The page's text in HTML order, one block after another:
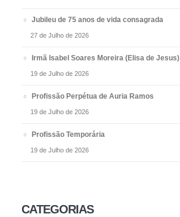
Jubileu de 75 anos de vida consagrada
27 de Julho de 2026
Irmã Isabel Soares Moreira (Elisa de Jesus)
19 de Julho de 2026
Profissão Perpétua de Auria Ramos
19 de Julho de 2026
Profissão Temporária
19 de Julho de 2026
CATEGORIAS